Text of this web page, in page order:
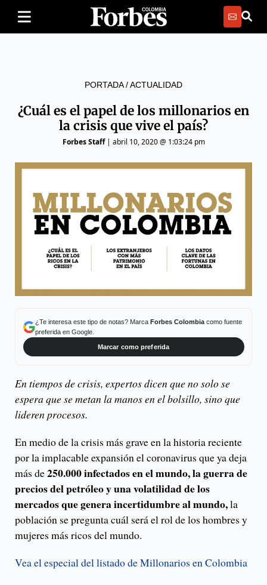
PORTADA/ACTUALIDAD
¿Cuál es el papel de los millonarios en
la crisis que vive el país?
Forbes Staff| abril 10, 2020 @ 1:03:24 pm
¿Te interesa este tipo de notas? Marca Forbes Colombiacomo fuente
preferida en Google.
Marcar como preferida
En tiempos de crisis, expertos dicen que no solo se
espera que se metan la manos en el bolsillo, sino que
lideren procesos.
En medio de la crisis más grave en la historia reciente
por la implacable expansión el coronavirus que ya deja
más de250.000 infectados en el mundo, la guerra de
precios del petróleo y una volatilidad de los
mercados que genera incertidumbre al mundo,la
población se pregunta cuál será el rol de los hombres y
mujeres más ricos del mundo.
Vea el especial del listado de Millonarios en Colombia